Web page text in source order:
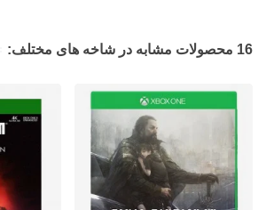
16 محصولات مشابه در شاخه های مختلف: